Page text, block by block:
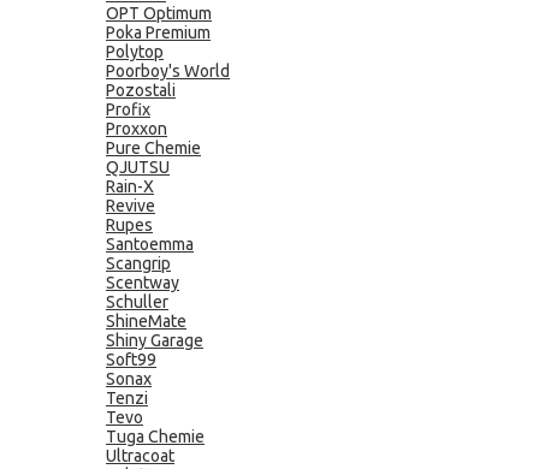
OPT Optimum
Poka Premium
Polytop
Poorboy's World
Pozostali
Profix
Proxxon
Pure Chemie
QJUTSU
Rain-X
Revive
Rupes
Santoemma
Scangrip
Scentway
Schuller
ShineMate
Shiny Garage
Soft99
Sonax
Tenzi
Tevo
Tuga Chemie
Ultracoat